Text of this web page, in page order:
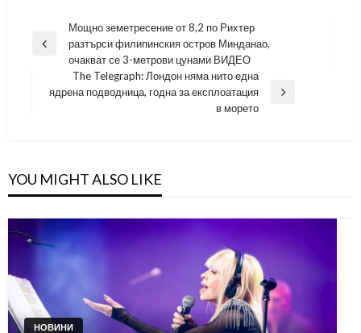
Навигация
Previous
Мощно земетресение от 8,2 по Рихтер
разтърси филипинския остров Минданао,
очакват се 3-метрови цунами ВИДЕО
Next
The Telegraph: Лондон няма нито една
ядрена подводница, годна за експлоатация
в морето
YOU MIGHT ALSO LIKE
НОВИНИ